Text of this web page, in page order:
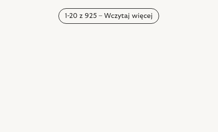
Piotr
1-20 z 925 – Wczytaj więcej